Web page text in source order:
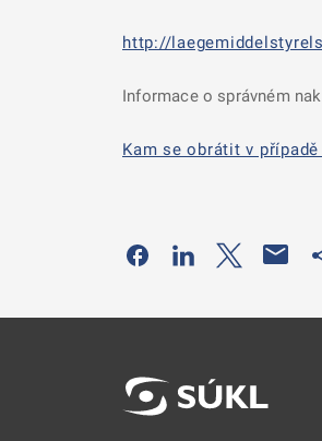
http://
Informace o správném
Kam se obrátit v
Odkaz se otevře na
Odkaz seOdkaz